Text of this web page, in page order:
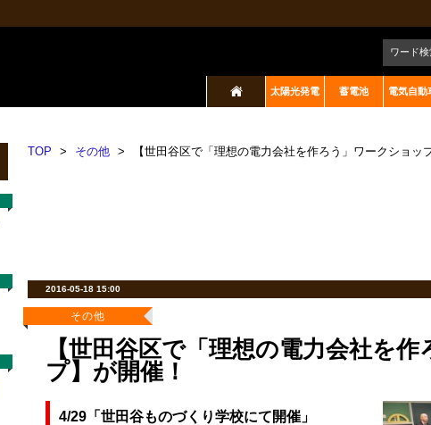
ワード検
太陽光発電 蓄電池 電気自動
TOP > その他 > 【世田谷区で「理想の電力会社を作ろう」ワークショッ
2016-05-18 15:00
その他
【世田谷区で「理想の電力会社を
プ】が開催！
4/29「世田谷ものづくり学校にて開催」